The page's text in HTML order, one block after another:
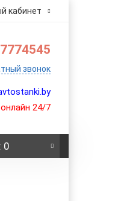
кабинет
7774545
звонок
24/7
0